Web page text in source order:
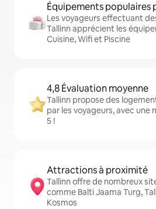
Équipements populaires
Les voyageurs effectuant
Tallinn apprécient les
Cuisine, Wifi et Piscine
4,8 Évaluation moyenne
Tallinn propose des
par les voyageurs, avec une
5 !
Attractions à proximité
Tallinn offre de nombreux
comme Balti Jaama Turg,
Kosmos